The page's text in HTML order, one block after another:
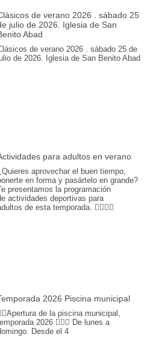
de verano 2026 . sábado 25
julio de 2026. Iglesia de San
Abad
de verano 2026 . sábado 25 de
de 2026. Iglesia de San Benito Abad
para adultos en verano
aprovechar el buen tiempo,
en forma y pasártelo en grande?
presentamos la programación
actividades deportivas para
de esta temporada. 🏊‍♂️💪🎾
2026 Piscina municipal
de la piscina municipal,
2026 🏊🏽📆 De lunes a
Desde el 4